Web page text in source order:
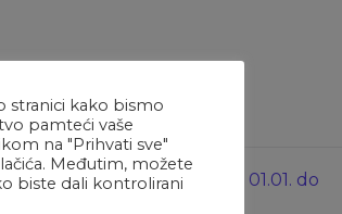
korisnika za razdoblje od 01.01. do
stranici kako bismo
pamteći vaše
na "Prihvati sve"
Međutim, možete
biste dali kontrolirani